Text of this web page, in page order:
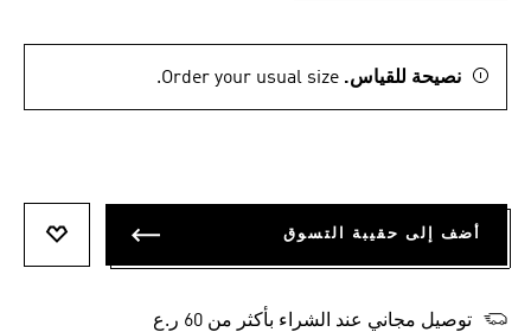
نصيحة للقياس. Order your usual size.
أضف إلى حقيبة التسوق
توصيل مجاني عند الشراء بأكثر من 60 ر.ع